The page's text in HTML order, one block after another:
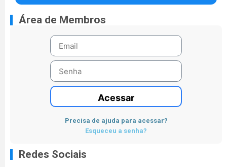
Área de Membros
Acessar
Precisa de ajuda para acessar?
Esqueceu a senha?
Redes Sociais